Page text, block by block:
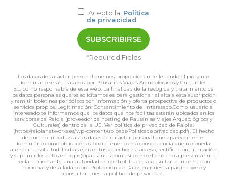
Acepto la Política
de privacidad
*Required Fields
Los datos de carácter personal que nos proporcionen rellenando el presente
formulario serán tratados por Pausanias Viajes Arqueológicos y Culturales
S.L. como responsable de esta web. La finalidad de la recogida y tratamiento de
los datos personales que te solicitamos es para gestionar el alta a esta suscripción
y remitir boletines periódicos con información y oferta prospectiva de productos o
servicios propios. Legitimación: Consentimiento del interesado.Como usuario e
interesado te informamos que los datos que nos facilitas estarán ubicados en los
servidores de Raiola (proveedor de hosting de Pausanias Viajes Arqueológicos y
Culturales) dentro de la UE. Ver política de privacidad de Raiola.
(https://raiolanetworks.es/wp-content/uploads/Politicadeprivacidad.pdf). El hecho
de que no introduzcas los datos de carácter personal que aparecen en el
formulario como obligatorios podrá tener como consecuencia que no pueda
atender tu solicitud. Podrás ejercer tus derechos de acceso, rectificación, limitación
y suprimir los datos en rgpd@pausanias.com así como el derecho a presentar una
reclamación ante una autoridad de control. Puedes consultar la información
adicional y detallada sobre Protección de Datos en nuestra página web y
consultar nuestra política de privacidad.